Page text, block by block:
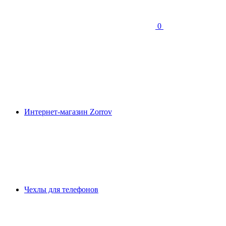
0
Интернет-магазин Zorrov
Чехлы для телефонов